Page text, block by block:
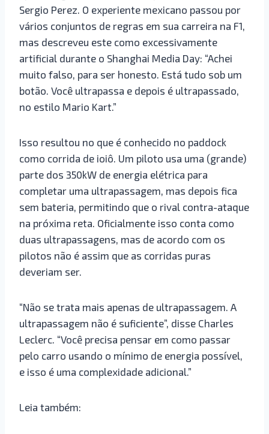
Sergio Perez. O experiente mexicano passou por
vários conjuntos de regras em sua carreira na F1,
mas descreveu este como excessivamente
artificial durante o Shanghai Media Day: “Achei
muito falso, para ser honesto. Está tudo sob um
botão. Você ultrapassa e depois é ultrapassado,
no estilo Mario Kart.”
Isso resultou no que é conhecido no paddock
como corrida de ioiô. Um piloto usa uma (grande)
parte dos 350kW de energia elétrica para
completar uma ultrapassagem, mas depois fica
sem bateria, permitindo que o rival contra-ataque
na próxima reta. Oficialmente isso conta como
duas ultrapassagens, mas de acordo com os
pilotos não é assim que as corridas puras
deveriam ser.
“Não se trata mais apenas de ultrapassagem. A
ultrapassagem não é suficiente”, disse Charles
Leclerc. “Você precisa pensar em como passar
pelo carro usando o mínimo de energia possível,
e isso é uma complexidade adicional.”
Leia também: